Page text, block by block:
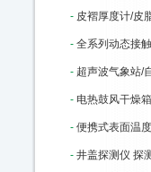
- 皮褶厚度计/皮脂厚度计（量程60mm）中西
- 全系列动态接触角/润湿角测量仪中西 型号
- 超声波气象站/自动气象站/ 型号
- 电热鼓风干燥箱中西 型号
- 便携式表面温度计 型号
- 井盖探测仪 探测仪 金属探测仪中西 型